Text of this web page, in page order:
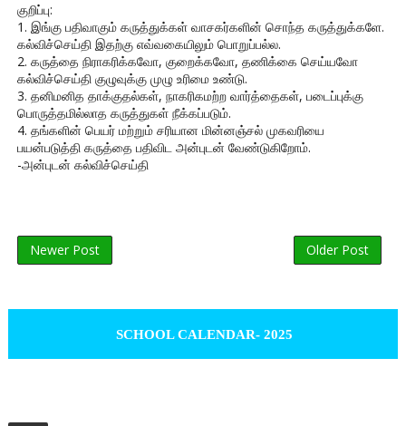
குறிப்பு:
1. இங்கு பதிவாகும் கருத்துக்கள் வாசகர்களின் சொந்த கருத்துக்களே.
கல்விச்செய்தி இதற்கு எவ்வகையிலும் பொறுப்பல்ல.
2. கருத்தை நிராகரிக்கவோ, குறைக்கவோ, தணிக்கை செய்யவோ
கல்விச்செய்தி குழுவுக்கு முழு உரிமை உண்டு.
3. தனிமனித தாக்குதல்கள், நாகரிகமற்ற வார்த்தைகள், படைப்புக்கு
பொருத்தமில்லாத கருத்துகள் நீக்கப்படும்.
4. தங்களின் பெயர் மற்றும் சரியான மின்னஞ்சல் முகவரியை
பயன்படுத்தி கருத்தை பதிவிட அன்புடன் வேண்டுகிறோம்.
-அன்புடன் கல்விச்செய்தி
Newer Post Older Post
SCHOOL CALENDAR- 2025